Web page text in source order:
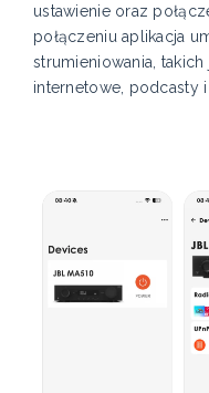
ustawienie oraz
połączeniu aplikacja
strumieniowania,
internetowe, podcasty